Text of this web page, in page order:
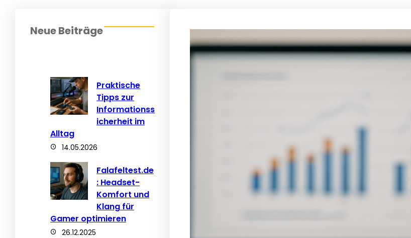
Neue Beiträge
Praktische
Tipps zur
Informationss
icherheit im
Alltag
14.05.2026
Falafeltest.de
: Headset-
Komfort und
Klang für
Gamer optimieren
26.12.2025